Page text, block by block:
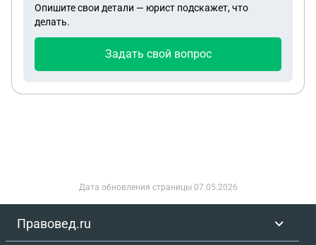
Опишите свои детали — юрист подскажет, что
делать.
Задать свой вопрос
Дата обновления страницы 07.05.2026
Правовед.ru